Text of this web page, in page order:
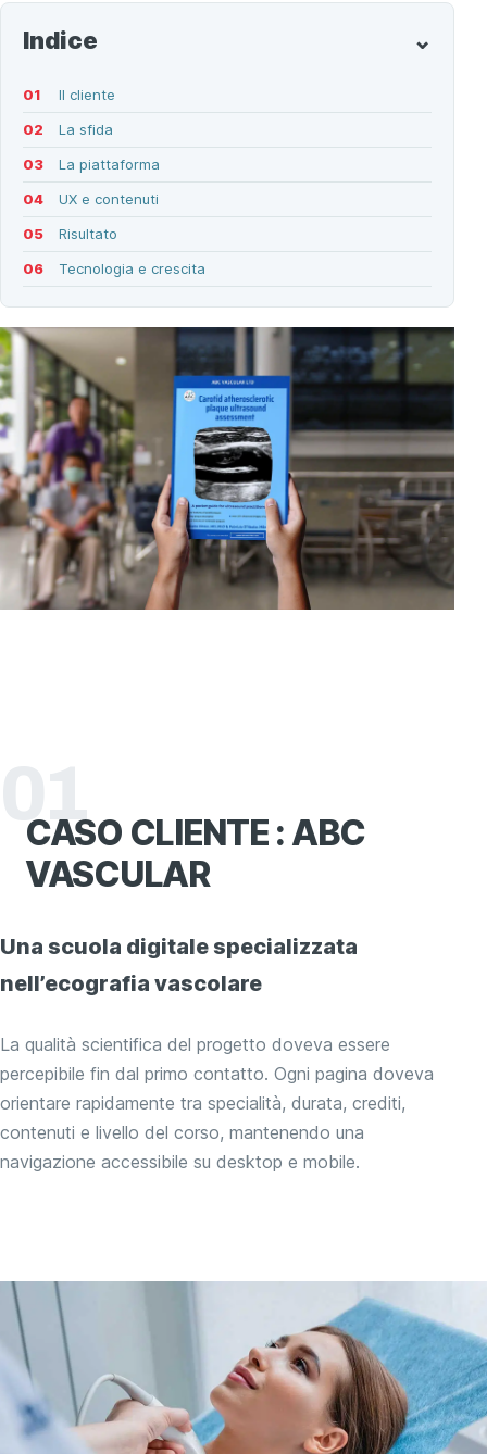
Indice
Il cliente
La sfida
La piattaforma
UX e contenuti
Risultato
Tecnologia e crescita
CASO CLIENTE : ABC
VASCULAR
Una scuola digitale specializzata
nell’ecografia vascolare
La qualità scientifica del progetto doveva essere
percepibile fin dal primo contatto. Ogni pagina doveva
orientare rapidamente tra specialità, durata, crediti,
contenuti e livello del corso, mantenendo una
navigazione accessibile su desktop e mobile.